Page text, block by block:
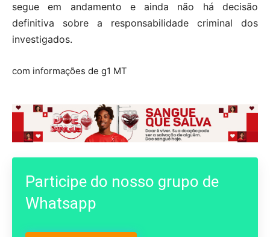
segue em andamento e ainda não há decisão
definitiva sobre a responsabilidade criminal dos
investigados.
com informações de g1 MT
Participe do nosso grupo de
Whatsapp